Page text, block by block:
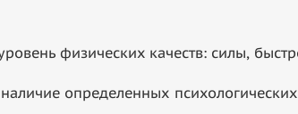
физических качеств: силы,
определенных